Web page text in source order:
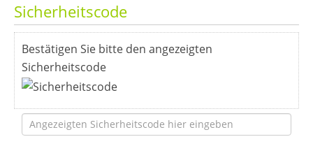
Sicherheitscode
Bestätigen Sie bitte den angezeigten
Sicherheitscode